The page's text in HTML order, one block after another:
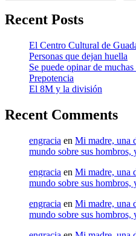
Recent Posts
El Centro Cultural de
Personas que dejan huella
Se puede opinar de muchas
Prepotencia
El 8M y la división
Recent Comments
engracia en Mi madre, una
mundo sobre sus hombros,
engracia en Mi madre, una
mundo sobre sus hombros,
engracia en Mi madre, una
mundo sobre sus hombros,